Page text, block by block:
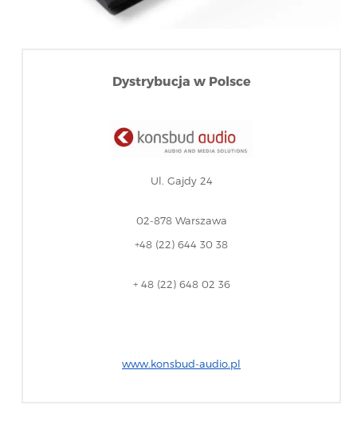
Dystrybucja w Polsce
Ul. Gajdy 24
02-878 Warszawa
+48 (22) 644 30 38
+ 48 (22) 648 02 36
www.konsbud-audio.pl